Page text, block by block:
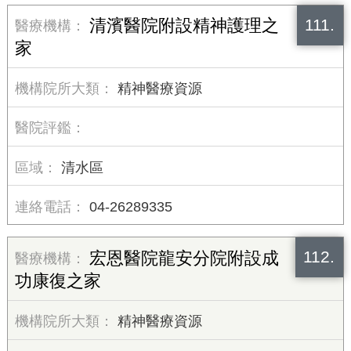
111.
清濱醫院附設精神護理之
家
精神醫療資源
清水區
04-26289335
112.
宏恩醫院龍安分院附設成
功康復之家
精神醫療資源